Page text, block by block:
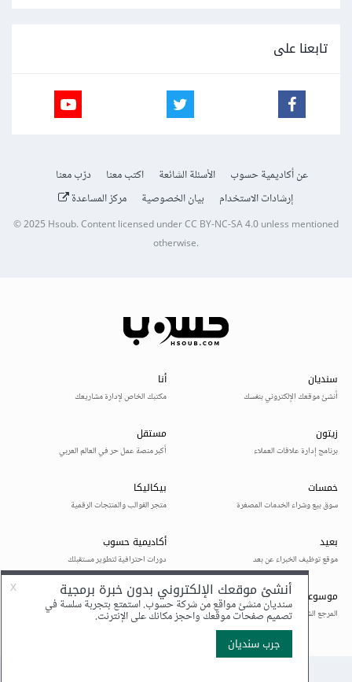
تابعنا على
عن أكاديمية حسوب الأسئلة الشائعة اكتب معنا
درّب معنا
إرشادات الاستخدام
بيان الخصوصية مركز المساعدة
© 2025Hsoub.Content licensed underCC BY-NC-SA 4.0unless mentioned
otherwise.